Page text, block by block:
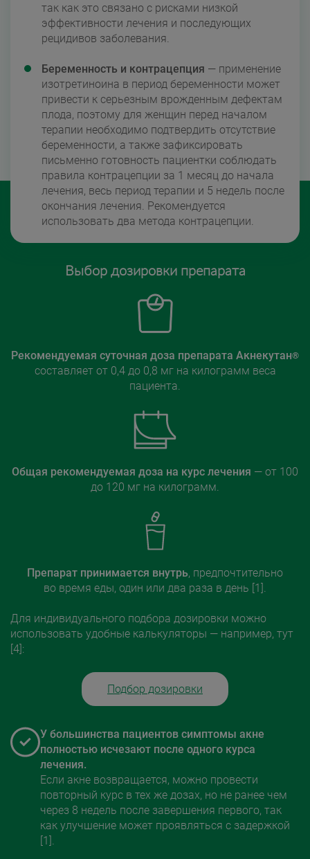
так как это связано с рисками низкой
эффективности лечения и последующих
рецидивов заболевания.
Беременность и контрацепция — применение
изотретиноина в период беременности может
привести к серьезным врожденным дефектам
плода, поэтому для женщин перед началом
терапии необходимо подтвердить отсутствие
беременности, а также зафиксировать
письменно готовность пациентки соблюдать
правила контрацепции за 1 месяц до начала
лечения, весь период терапии и 5 недель после
окончания лечения. Рекомендуется
использовать два метода контрацепции.
Выбор дозировки препарата
Рекомендуемая суточная доза препарата Акнекутан®
составляет от 0,4 до 0,8 мг на килограмм веса
пациента.
Общая рекомендуемая доза на курс лечения — от 100
до 120 мг на килограмм.
Препарат принимается внутрь, предпочтительно
во время еды, один или два раза в день [1].
Для индивидуального подбора дозировки можно
использовать удобные калькуляторы — например, тут
[4]:
Подбор дозировки
У большинства пациентов симптомы акне
полностью исчезают после одного курса
лечения.
Если акне возвращается, можно провести
повторный курс в тех же дозах, но не ранее чем
через 8 недель после завершения первого, так
как улучшение может проявляться с задержкой
[1].